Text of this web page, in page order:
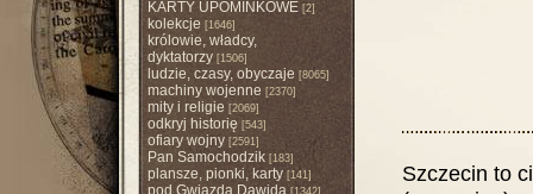
KARTY UPOMINKOWE[2]
kolekcje [1646]
królowie, władcy,
dyktatorzy[1506]
ludzie, czasy, obyczaje [8065]
machiny wojenne [2370]
mity i religie [2069]
odkryj historię[543]
ofiary wojny[2591]
Pan Samochodzik[183]
plansze, pionki, karty[141]
pod Gwiazdą Dawida[1342]
Szczecin to